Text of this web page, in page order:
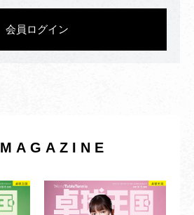
会員ログイン
MAGAZINE